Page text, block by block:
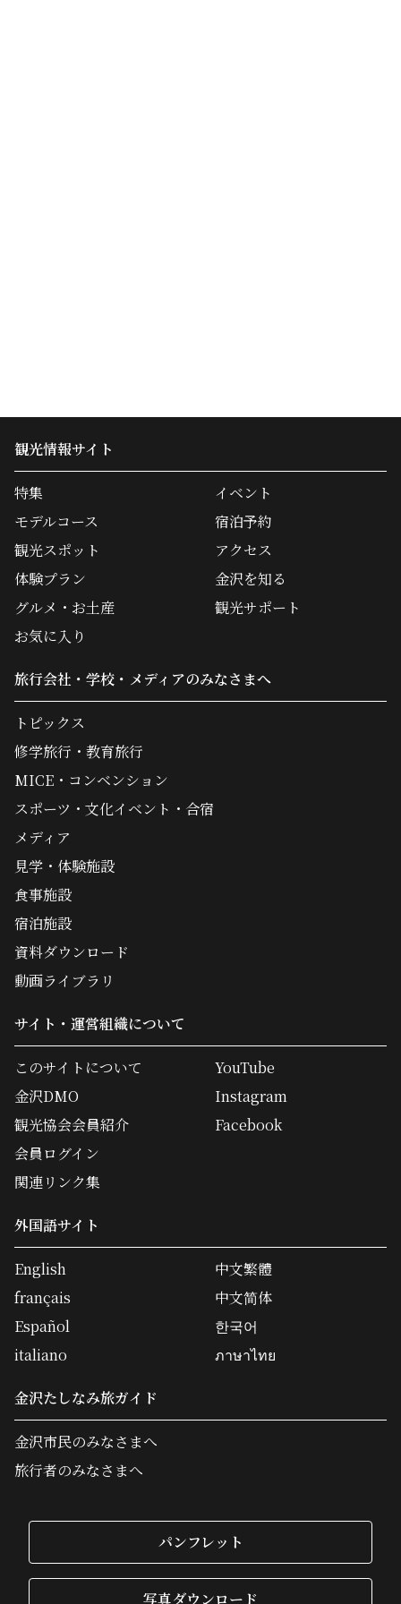
観光情報サイト
特集
モデルコース
観光スポット
体験プラン
グルメ・お土産
イベント
宿泊予約
アクセス
金沢を知る
観光サポート
お気に入り
旅行会社・学校・メディアのみなさまへ
トピックス
修学旅行・教育旅行
MICE・コンベンション
スポーツ・文化イベント・合宿
メディア
見学・体験施設
食事施設
宿泊施設
資料ダウンロード
動画ライブラリ
サイト・運営組織について
このサイトについて
金沢DMO
観光協会会員紹介
会員ログイン
関連リンク集
YouTube
Instagram
Facebook
外国語サイト
English
français
Español
italiano
中文繁體
中文简体
한국어
ภาษาไทย
金沢たしなみ旅ガイド
金沢市民のみなさまへ
旅行者のみなさまへ
パンフレット
写真ダウンロード